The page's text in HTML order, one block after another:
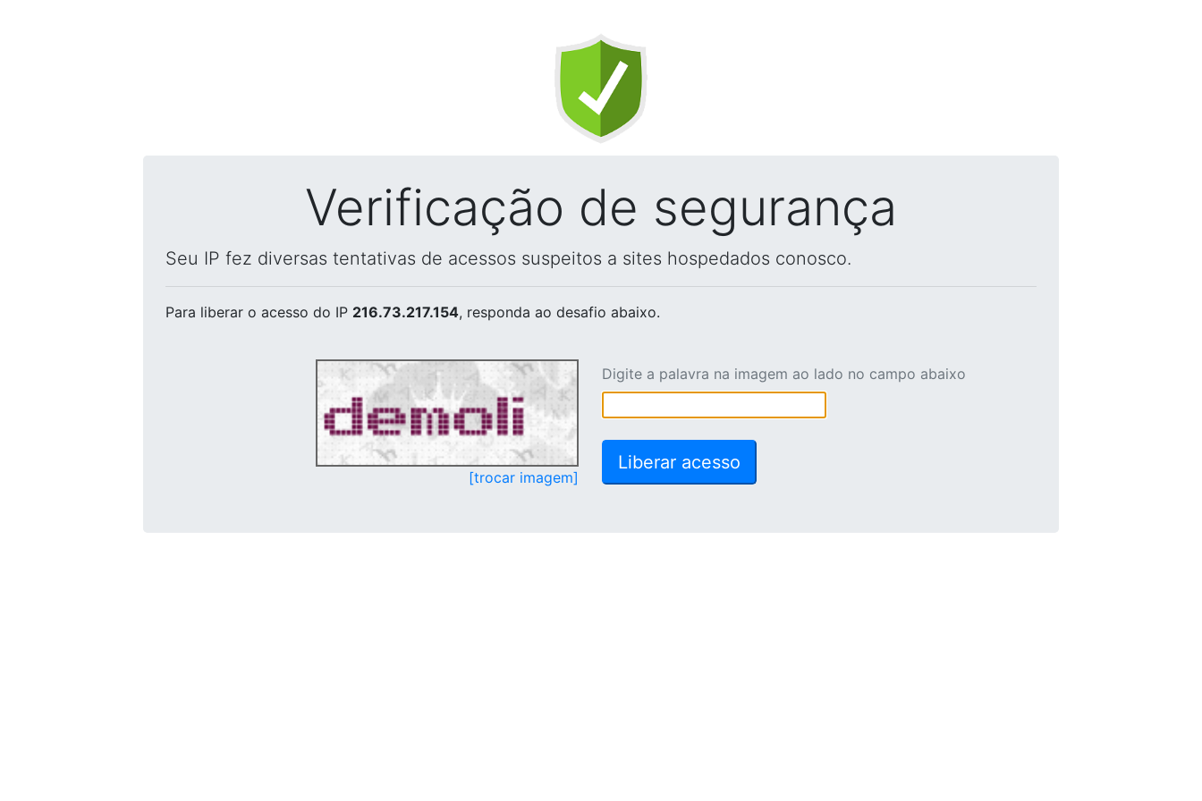
Verificação de segurança
Seu IP fez diversas tentativas de acessos suspeitos a sites hospedados conosco.
Para liberar o acesso do IP 216.73.217.154, responda ao desafio abaixo.
[trocar imagem]
Digite a palavra na imagem ao lado no campo abaixo